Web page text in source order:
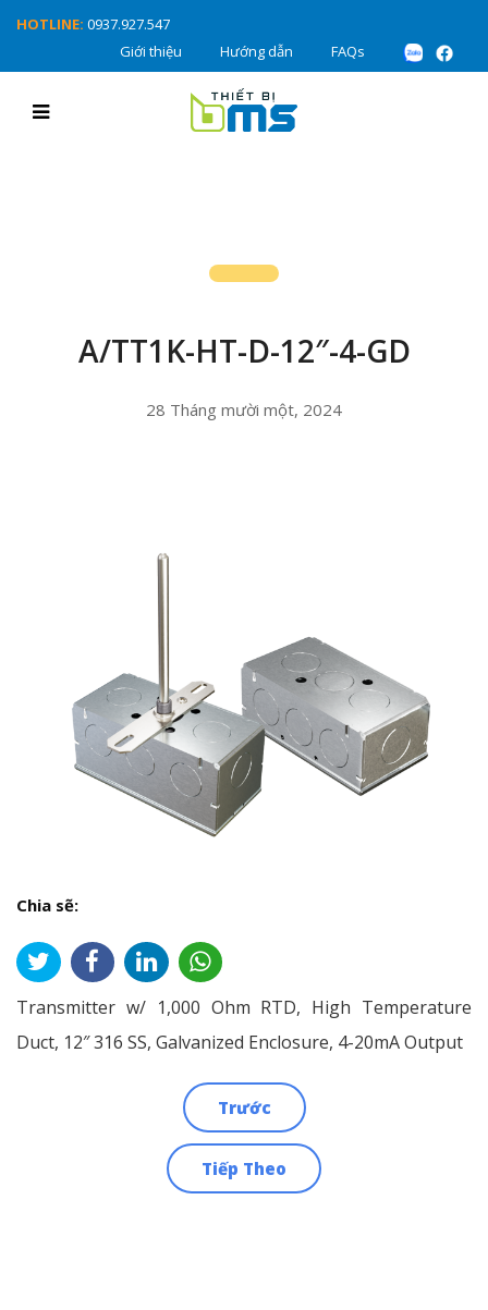
HOTLINE: 0937.927.547
Giới thiệu
Hướng dẫn FAQs
A/TT1K-HT-D-12″-4-GD
28 Tháng mười một, 2024
Chia sẽ:
Transmitter w/ 1,000 Ohm RTD, High Temperature
Duct, 12″ 316 SS, Galvanized Enclosure, 4-20mA Output
Trước
Tiếp Theo